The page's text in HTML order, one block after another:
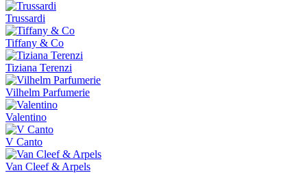
Trussardi
Tiffany & Co
Tiziana Terenzi
Vilhelm Parfumerie
Valentino
V Canto
Van Cleef & Arpels